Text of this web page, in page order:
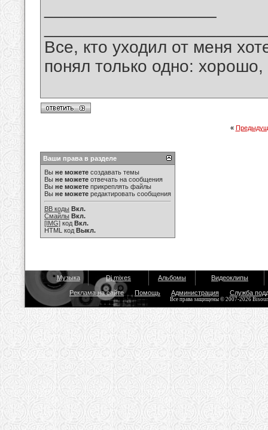
Все, кто уходил от меня
понял только одно:
«
Ваши права в разделе
Вы не можете создавать темы
Вы не можете отвечать на сообщения
Вы не можете прикреплять файлы
Вы не можете редактировать сообщения
BB коды Вкл.
Смайлы Вкл.
[IMG] код Вкл.
HTML код Выкл.
Музыка Dj mixes Альбомы Видеоклипы
Реклама на сайте Помощь Администрация Служба
Все права защищены © 2007-2026